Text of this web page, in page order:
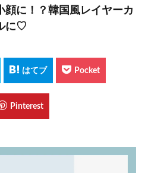
顔に！？韓国風レイヤーカ
に♡